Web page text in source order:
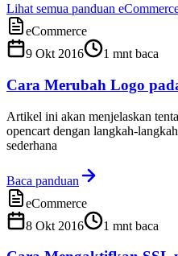
Lihat semua panduan
eCommerce
9 Okt 2016
1 mnt baca
Cara Merubah Logo
Artikel ini akan menjelaskan
opencart dengan langkah-
sederhana
Baca panduan
eCommerce
8 Okt 2016
1 mnt baca